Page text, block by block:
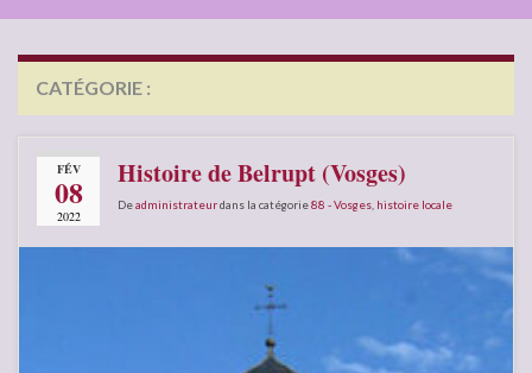
CATÉGORIE :
FÉV
08
2022
Histoire de Belrupt (Vosges)
Deadministrateurdans la catégorie88 - Vosges histoire locale